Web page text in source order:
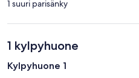
1 suuri parisänky
1 kylpyhuone
Kylpyhuone 1